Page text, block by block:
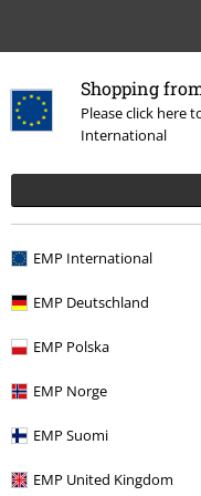
Shopping
Please click here
International
EMP International
EMP Deutschland
EMP Polska
EMP Norge
EMP Suomi
EMP United Kingdom
Ultimi articoli
15,99 €